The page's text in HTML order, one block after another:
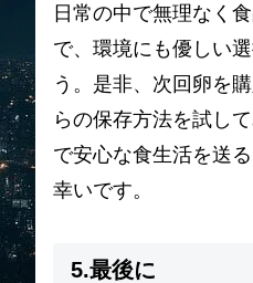
日常の中で無理なく
で、環境にも優しい
う。是非、次回卵を
らの保存方法を試し
で安心な食生活を送
幸いです。
5.最後に